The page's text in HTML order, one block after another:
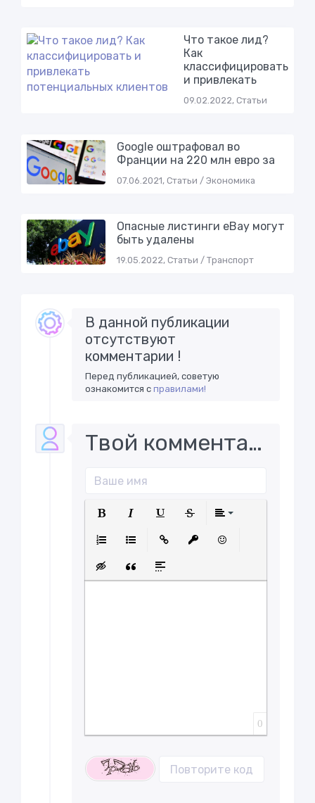
Что такое лид?
Как
классифицировать
и привлекать
09.02.2022, Статьи
Google оштрафовал во
Франции на 220 млн евро за
07.06.2021, Статьи / Экономика
Опасные листинги eBay могут
быть удалены
19.05.2022, Статьи / Транспорт
В данной публикации
отсутствуют
комментарии !
Перед публикацией, советую
ознакомится справилами!
Твой комментарий..
Вставка скрытого текста
Вставка цитаты
Вставка спойлера
0